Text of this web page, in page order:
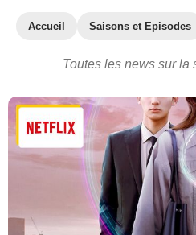
Accueil Saisons et Episodes
Toutes les news sur la